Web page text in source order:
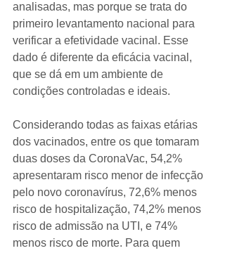
analisadas, mas porque se trata do
primeiro levantamento nacional para
verificar a efetividade vacinal. Esse
dado é diferente da eficácia vacinal,
que se dá em um ambiente de
condições controladas e ideais.
Considerando todas as faixas etárias
dos vacinados, entre os que tomaram
duas doses da CoronaVac, 54,2%
apresentaram risco menor de infecção
pelo novo coronavírus, 72,6% menos
risco de hospitalização, 74,2% menos
risco de admissão na UTI, e 74%
menos risco de morte. Para quem